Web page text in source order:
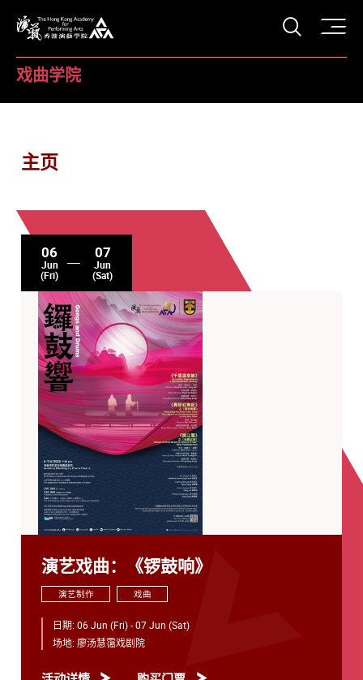
打开
戏曲学院
主页
06
Jun
(Fri)
07
Jun
(Sat)
演艺戏曲：《锣鼓响》
演艺制作 戏曲
日期: 06 Jun (Fri) - 07 Jun (Sat)
场地: 廖汤慧霭戏剧院